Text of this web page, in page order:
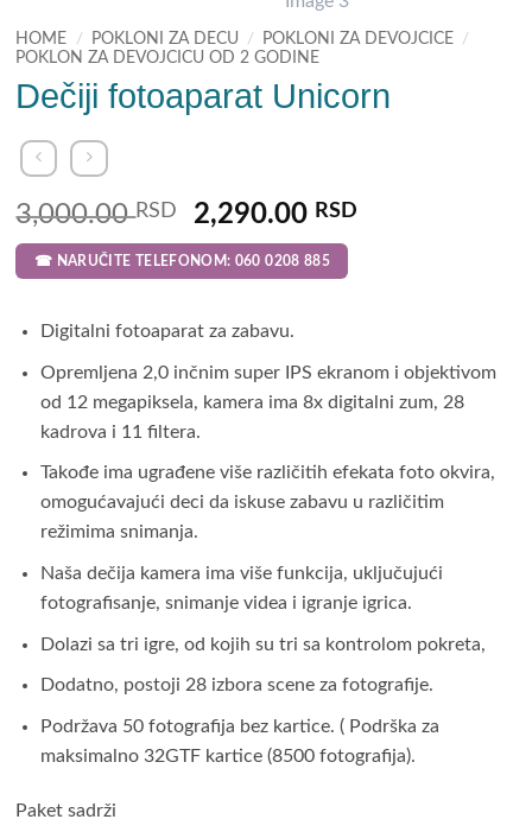
HOME / POKLONI ZA DECU / POKLONI ZA DEVOJCICE
/
POKLON ZA DEVOJCICU OD 2 GODINE
Dečiji fotoaparat Unicorn
3,000.00RSD
Original
price
was:
2,290.00 RSDCurrent
☎ NARUČITE TELEFONOM: 060 0208 885
Digitalni fotoaparat za zabavu.
Opremljena 2,0 inčnim super IPS ekranom i objektivom
od 12 megapiksela, kamera ima 8x digitalni zum, 28
kadrova i 11 filtera.
Takođe ima ugrađene više različitih efekata foto okvira,
omogućavajući deci da iskuse zabavu u različitim
režimima snimanja.
Naša dečija kamera ima više funkcija, uključujući
fotografisanje, snimanje videa i igranje igrica.
Dolazi sa tri igre, od kojih su tri sa kontrolom pokreta,
Dodatno, postoji 28 izbora scene za fotografije.
Podržava 50 fotografija bez kartice. ( Podrška za
maksimalno 32GTF kartice (8500 fotografija).
Paket sadrži